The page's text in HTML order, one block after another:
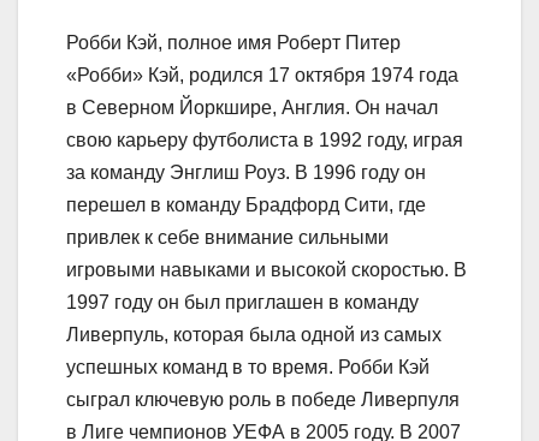
Робби Кэй, полное имя Роберт Питер
«Робби» Кэй, родился 17 октября 1974 года
в Северном Йоркшире, Англия. Он начал
свою карьеру футболиста в 1992 году, играя
за команду Энглиш Роуз. В 1996 году он
перешел в команду Брадфорд Сити, где
привлек к себе внимание сильными
игровыми навыками и высокой скоростью. В
1997 году он был приглашен в команду
Ливерпуль, которая была одной из самых
успешных команд в то время. Робби Кэй
сыграл ключевую роль в победе Ливерпуля
в Лиге чемпионов УЕФА в 2005 году. В 2007